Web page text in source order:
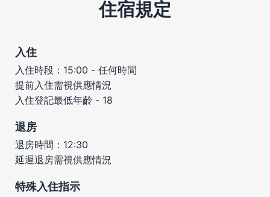
住宿規定
入住
入住時段：15:00 - 任何時間
提前入住需視供應情況
入住登記最低年齡 - 18
退房
退房時間：12:30
延遲退房需視供應情況
特殊入住指示